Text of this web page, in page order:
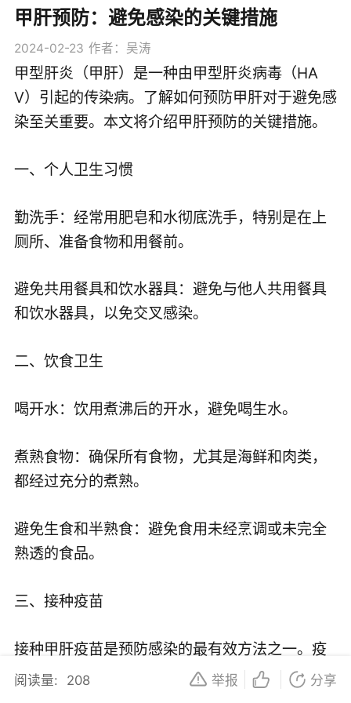
甲肝预防：避免感染的关键措施
2024-02-23 作者：吴涛
甲型肝炎（甲肝）是一种由甲型肝炎病毒（HA
V）引起的传染病。了解如何预防甲肝对于避免感
染至关重要。本文将介绍甲肝预防的关键措施。
一、个人卫生习惯
勤洗手：经常用肥皂和水彻底洗手，特别是在上
厕所、准备食物和用餐前。
避免共用餐具和饮水器具：避免与他人共用餐具
和饮水器具，以免交叉感染。
二、饮食卫生
喝开水：饮用煮沸后的开水，避免喝生水。
煮熟食物：确保所有食物，尤其是海鲜和肉类，
都经过充分的煮熟。
避免生食和半熟食：避免食用未经烹调或未完全
熟透的食品。
三、接种疫苗
接种甲肝疫苗是预防感染的最有效方法之一。疫
苗可以刺激身体产生对甲肝病毒的免疫力，从而
阅读量: 208 举报 分享